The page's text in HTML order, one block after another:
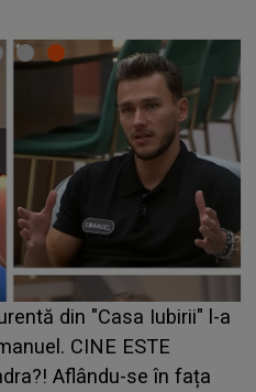
8-9 august 2026. Zodia
bani. O decizie luată în
și îi dă toate